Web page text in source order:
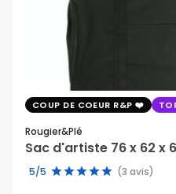
COUP DE COEUR R&P
Rougier&plé
Sac d'artiste 76 x 62 x
5/5 (3 avis)